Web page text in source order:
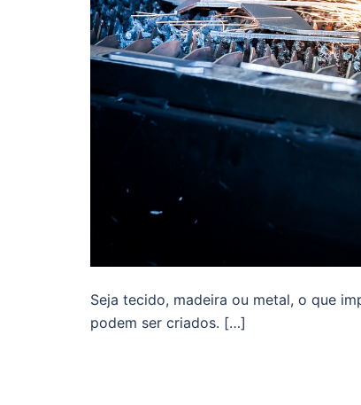
Seja tecido, madeira ou metal, o que
podem ser criados. […]